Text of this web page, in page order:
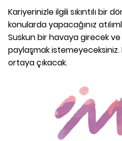
Kariyerinizle ilgili sıkıntılı bir
konularda yapacağınız
Suskun bir havaya girecek
paylaşmak istemeyeceksiniz.
ortaya çıkacak.